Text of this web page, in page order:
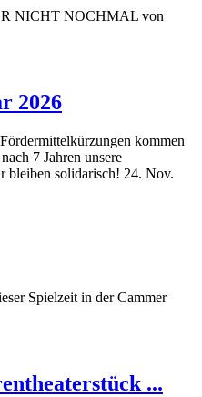
NICHT NOCHMAL von
2026
kommen
7 Jahren unsere
bleiben solidarisch! 24. Nov.
Spielzeit in der Cammer
...